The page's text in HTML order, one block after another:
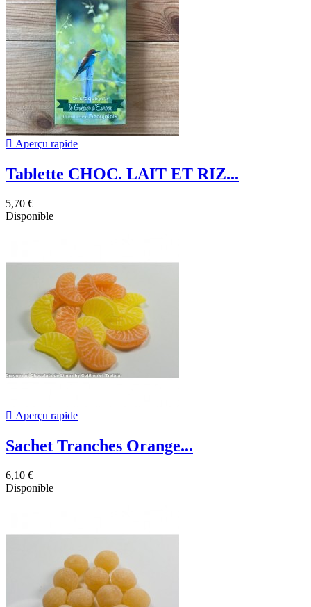
 Aperçu rapide
Tablette CHOC. LAIT ET RIZ...
5,70 €
Disponible
 Aperçu rapide
Sachet Tranches Orange...
6,10 €
Disponible